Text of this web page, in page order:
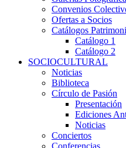
Convenios
Ofertas a Socios
Catálogos
Catálogo 1
Catálogo 2
SOCIOCULTURAL
Noticias
Biblioteca
Círculo de Pasión
Presentación
Ediciones
Noticias
Conciertos